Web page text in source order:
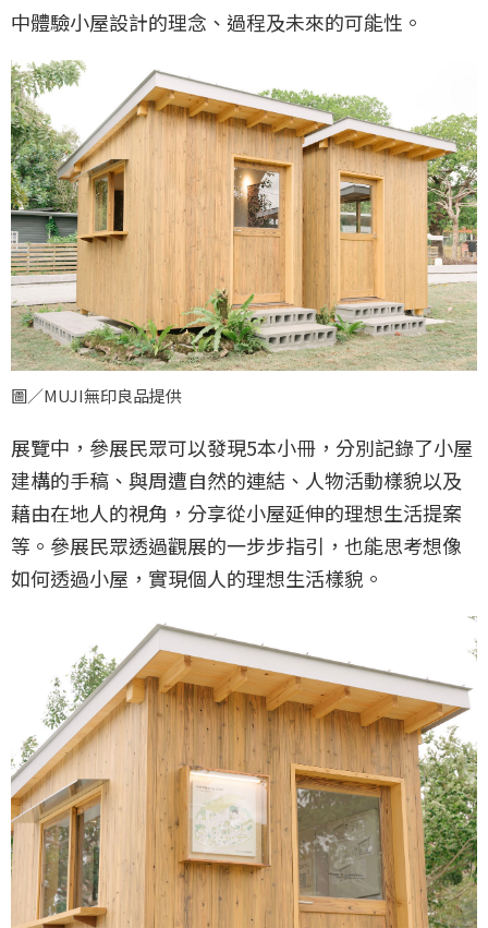
中體驗小屋設計的理念、過程及未來的可能性。
圖／MUJI無印良品提供
展覽中，參展民眾可以發現5本小冊，分別記錄了小屋
建構的手稿、與周遭自然的連結、人物活動樣貌以及
藉由在地人的視角，分享從小屋延伸的理想生活提案
等。參展民眾透過觀展的一步步指引，也能思考想像
如何透過小屋，實現個人的理想生活樣貌。